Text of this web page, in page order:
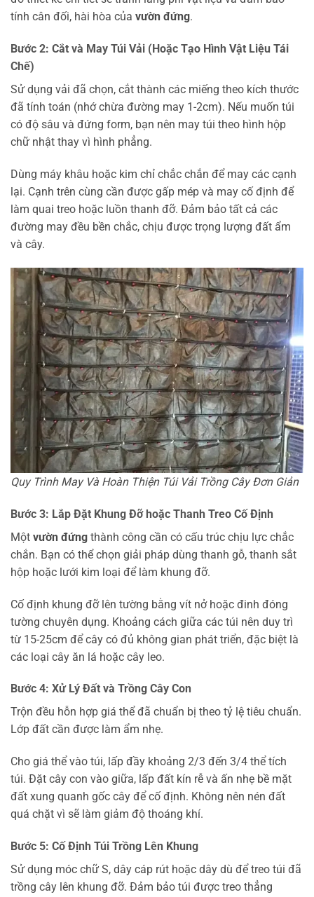
tính cân đối, hài hòa của vườn đứng.
Bước 2: Cắt và May Túi Vải (Hoặc Tạo Hình Vật Liệu Tái
Chế)
Sử dụng vải đã chọn, cắt thành các miếng theo kích thước
đã tính toán (nhớ chừa đường may 1-2cm). Nếu muốn túi
có độ sâu và đứng form, bạn nên may túi theo hình hộp
chữ nhật thay vì hình phẳng.
Dùng máy khâu hoặc kim chỉ chắc chắn để may các cạnh
lại. Cạnh trên cùng cần được gấp mép và may cố định để
làm quai treo hoặc luồn thanh đỡ. Đảm bảo tất cả các
đường may đều bền chắc, chịu được trọng lượng đất ẩm
và cây.
Quy Trình May Và Hoàn Thiện Túi Vải Trồng Cây Đơn Giản
Bước 3: Lắp Đặt Khung Đỡ hoặc Thanh Treo Cố Định
Một vườn đứng thành công cần có cấu trúc chịu lực chắc
chắn. Bạn có thể chọn giải pháp dùng thanh gỗ, thanh sắt
hộp hoặc lưới kim loại để làm khung đỡ.
Cố định khung đỡ lên tường bằng vít nở hoặc đinh đóng
tường chuyên dụng. Khoảng cách giữa các túi nên duy trì
từ 15-25cm để cây có đủ không gian phát triển, đặc biệt là
các loại cây ăn lá hoặc cây leo.
Bước 4: Xử Lý Đất và Trồng Cây Con
Trộn đều hỗn hợp giá thể đã chuẩn bị theo tỷ lệ tiêu chuẩn.
Lớp đất cần được làm ẩm nhẹ.
Cho giá thể vào túi, lấp đầy khoảng 2/3 đến 3/4 thể tích
túi. Đặt cây con vào giữa, lấp đất kín rễ và ấn nhẹ bề mặt
đất xung quanh gốc cây để cố định. Không nên nén đất
quá chặt vì sẽ làm giảm độ thoáng khí.
Bước 5: Cố Định Túi Trồng Lên Khung
Sử dụng móc chữ S, dây cáp rút hoặc dây dù để treo túi đã
trồng cây lên khung đỡ. Đảm bảo túi được treo thẳng